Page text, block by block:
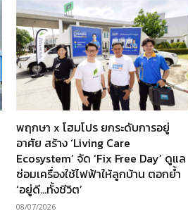
พฤกษา x โฮมโปร ยกระดับการอยู่
อาศัย สร้าง ‘Living Care
Ecosystem’ จัด ‘Fix Free Day’ ดูแล
ซ่อมเครื่องใช้ไฟฟ้าให้ลูกบ้าน ตอกย้ำ
‘อยู่ดี…ทั้งชีวิต’
08/07/2026